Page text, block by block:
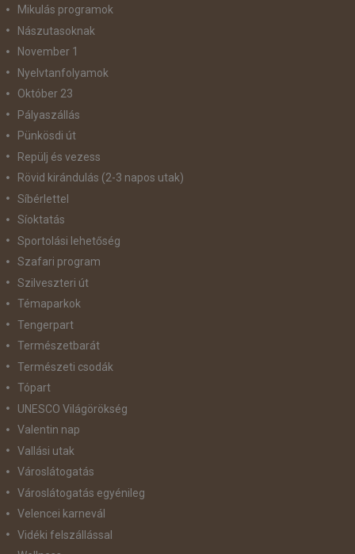
Mikulás programok
Nászutasoknak
November 1
Nyelvtanfolyamok
Október 23
Pályaszállás
Pünkösdi út
Repülj és vezess
Rövid kirándulás (2-3 napos utak)
Síbérlettel
Síoktatás
Sportolási lehetőség
Szafari program
Szilveszteri út
Témaparkok
Tengerpart
Természetbarát
Természeti csodák
Tópart
UNESCO Világörökség
Valentin nap
Vallási utak
Városlátogatás
Városlátogatás egyénileg
Velencei karnevál
Vidéki felszállással